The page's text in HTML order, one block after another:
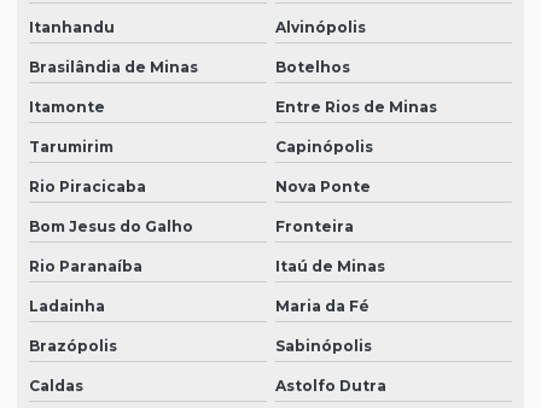
Itanhandu Alvinópolis
Brasilândia de Minas Botelhos
Itamonte Entre Rios de Minas
Tarumirim Capinópolis
Rio Piracicaba Nova Ponte
Bom Jesus do Galho Fronteira
Rio Paranaíba Itaú de Minas
Ladainha Maria da Fé
Brazópolis Sabinópolis
Caldas Astolfo Dutra